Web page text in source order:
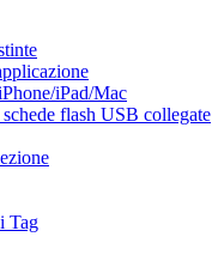
iPad/Mac
flash USB collegate
Tag